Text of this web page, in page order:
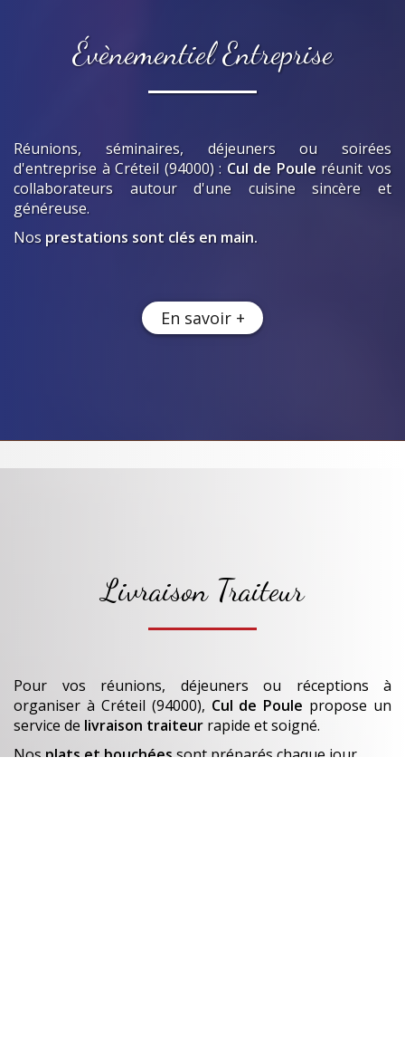
Évènementiel Entreprise
Réunions, séminaires, déjeuners ou soirées
d'entreprise à Créteil (94000): Cul de Poule réunit vos
collaborateurs autour d'une cuisine sincère et
généreuse.
Nos prestations sont clés en main.
En savoir +
Livraison Traiteur
Pour vos réunions, déjeuners ou réceptions à
organiser à Créteil (94000), Cul de Poule propose un
service de livraison traiteur rapide et soigné.
Nosplats et bouchéessont préparés chaque jour.